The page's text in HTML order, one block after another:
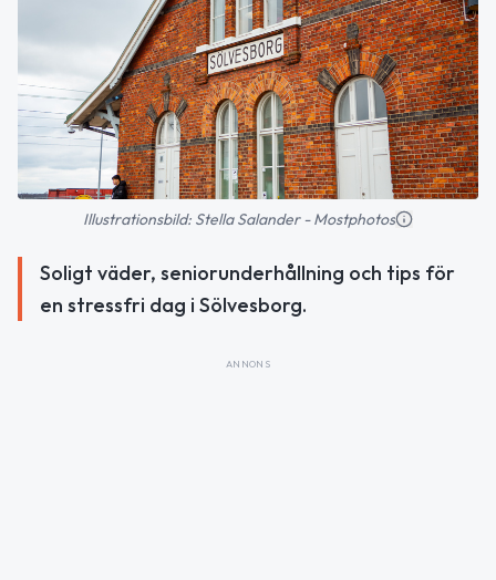
Illustrationsbild: Stella Salander - Mostphotos
Soligt väder, seniorunderhållning och tips för
en stressfri dag i Sölvesborg.
ANNONS